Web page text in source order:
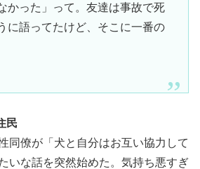
かった」って。友達は事故で死
に語ってたけど、そこに一番の
民
同僚が「犬と自分はお互い協力して
いな話を突然始めた。気持ち悪すぎ